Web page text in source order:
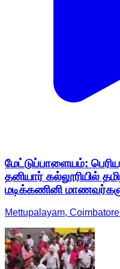
மேட்டுப்பாளையம்:
தனியார் கல்லூரியில்
மடிக்கணினி
Mettupalayam,